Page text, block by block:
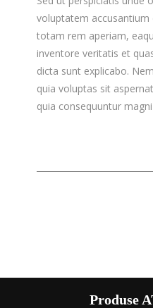
voluptatem
totam rem aperiam,
inventore veritatis et
dicta sunt explicabo.
quia voluptas sit
quia consequuntur magni
Produse